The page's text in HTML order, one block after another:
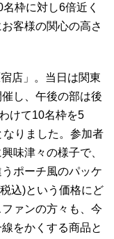
枠に対し6倍近く
客様の関心の高さ
店」。当日は関東
し、午後の部は後
けて10名枠を5
りました。参加者
味津々の様子で、
ポーチ風のパッケ
込)という価格にど
ァンの方々も、今
をかくする商品と